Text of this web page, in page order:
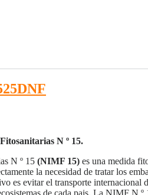
N º 15.
N º 15 (NIMF 15) es una medida
la necesidad de tratar los
es evitar el transporte internacional
de cada pais. La NIMF N